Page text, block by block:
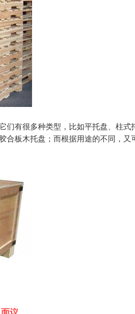
们有很多种类型，比如平托盘、柱
合板木托盘；而根据用途的不同，